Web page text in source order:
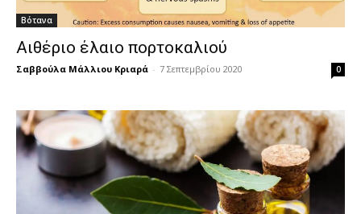
Βότανα
Αιθέριο έλαιο πορτοκαλιού
Σαββούλα Μάλλιου Κριαρά - 7 Σεπτεμβρίου 2020 0